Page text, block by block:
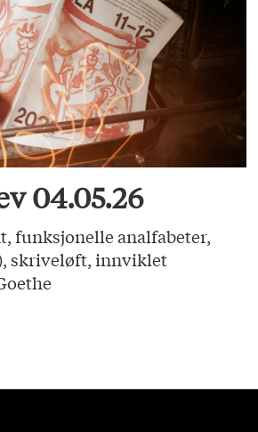
04.05.26
funksjonelle analfabeter,
skriveløft, innviklet